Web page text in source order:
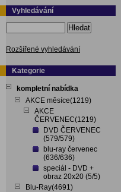
Vyhledávání
Hledat
Rozšířené vyhledávání
Kategorie
kompletní nabídka
AKCE měsíce(1219)
AKCE
ČERVENEC(1219)
DVD ČERVENEC
(579/579)
blu-ray červenec
(636/636)
speciál - DVD +
obraz 20x20 (5/5)
Blu-Ray(4691)